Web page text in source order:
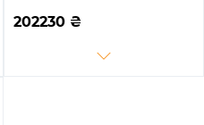
1BAT LiFePO4 6000 циклів
202230 ₴